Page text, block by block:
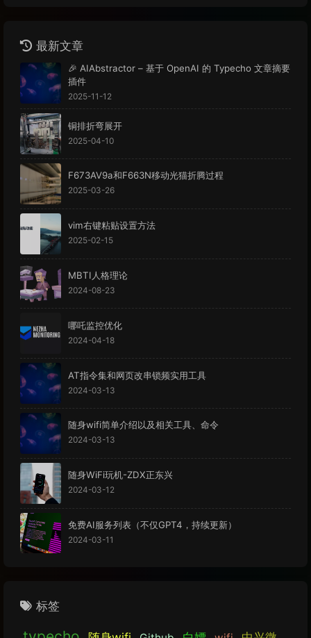
最新文章
🎉 AIAbstractor – 基于 OpenAI 的 Typecho 文章摘要
插件
2025-11-12
铜排折弯展开
2025-04-10
F673AV9a和F663N移动光猫折腾过程
2025-03-26
vim右键粘贴设置方法
2025-02-15
MBTI人格理论
2024-08-23
哪吒监控优化
2024-04-18
AT指令集和网页改串锁频实用工具
2024-03-13
随身wifi简单介绍以及相关工具、命令
2024-03-13
随身WiFi玩机-ZDX正东兴
2024-03-12
免费AI服务列表（不仅GPT4，持续更新）
2024-03-11
标签